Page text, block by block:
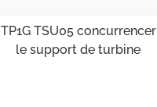
TP1G TSU05 concurrencer
le support de turbine